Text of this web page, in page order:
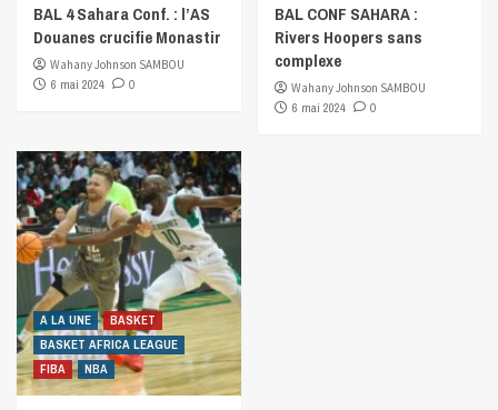
BAL 4 Sahara Conf. : l’AS
Douanes crucifie Monastir
Wahany Johnson SAMBOU
6 mai 2024
0
BAL CONF SAHARA :
Rivers Hoopers sans
complexe
Wahany Johnson SAMBOU
6 mai 2024
0
A LA UNE
BASKET
BASKET AFRICA LEAGUE
FIBA
NBA